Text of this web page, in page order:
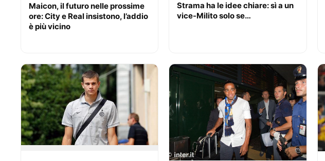
Maicon, il futuro nelle prossime
ore: City e Real insistono, l’addio
è più vicino
Strama ha le idee chiare: sì a un
vice-Milito solo se…